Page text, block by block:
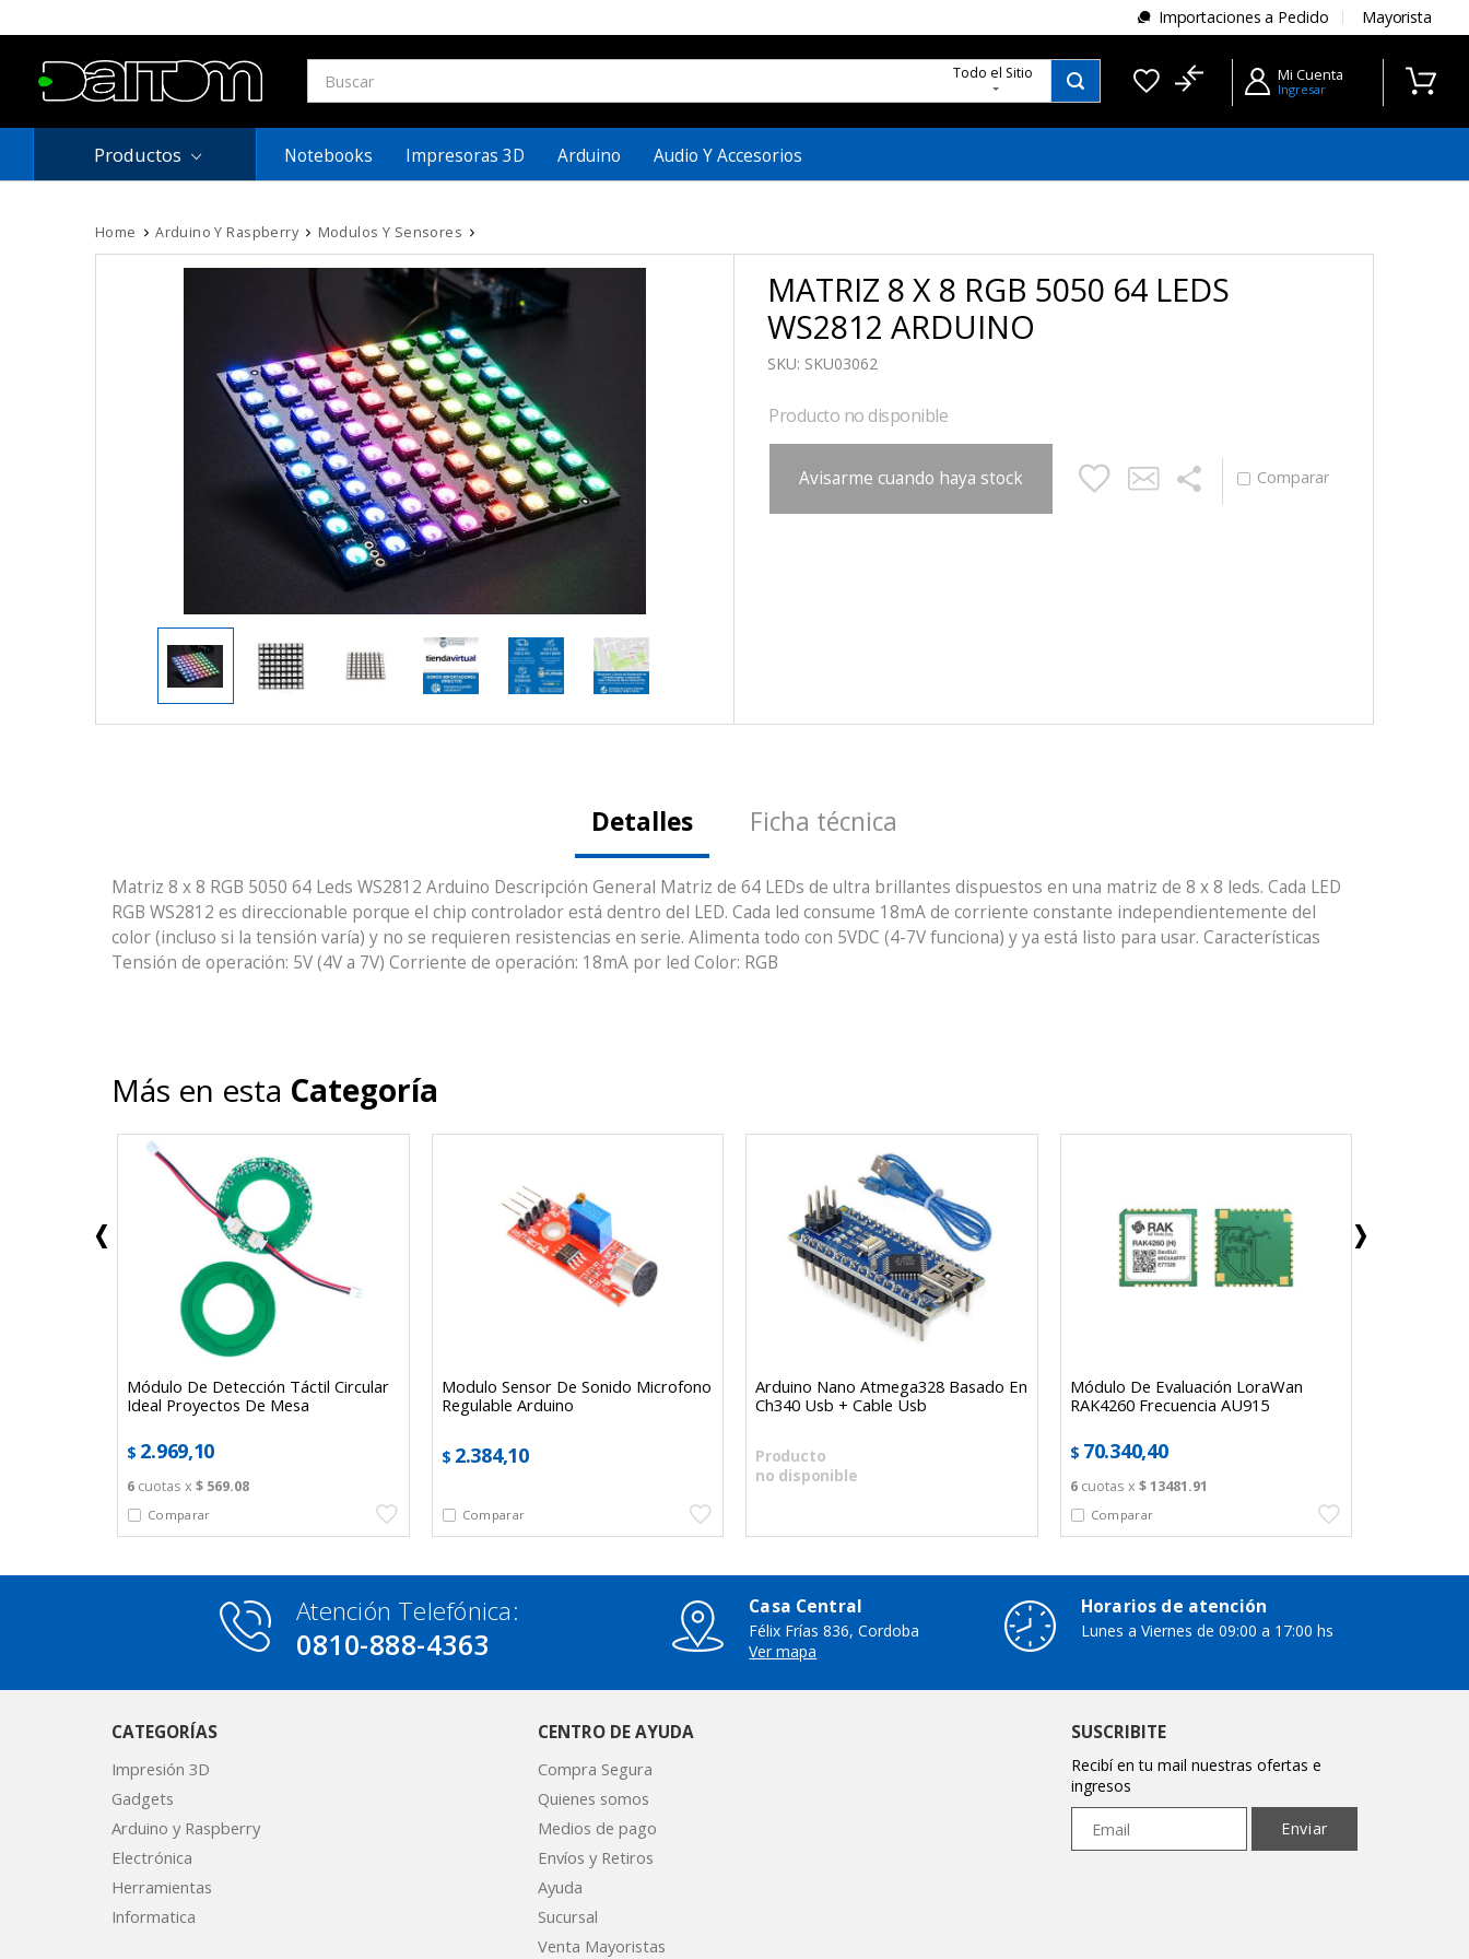
Importaciones a Pedido Mayorista
Todo el Sitio Mi Cuenta
Ingresar
Productos Notebooks Impresoras 3D Arduino Audio Y Accesorios
Home Arduino Y Raspberry Modulos Y Sensores
MATRIZ 8 X 8 RGB 5050 64 LEDS
WS2812 ARDUINO
SKU: SKU03062
Producto no disponible
Avisarme cuando haya stock
Detalles Ficha técnica
Matriz 8 x 8 RGB 5050 64 Leds WS2812 Arduino Descripción General Matriz de 64 LEDs de ultra brillantes dispuestos en una matriz de 8 x 8 leds. Cada LED
RGB WS2812 es direccionable porque el chip controlador está dentro del LED. Cada led consume 18mA de corriente constante independientemente del
color (incluso si la tensión varía) y no se requieren resistencias en serie. Alimenta todo con 5VDC (4-7V funciona) y ya está listo para usar. Características
Tensión de operación: 5V (4V a 7V) Corriente de operación: 18mA por led Color: RGB
Más en esta Categoría
Módulo De Detección Táctil Circular
Ideal Proyectos De Mesa
$ 2.969,10
6 cuotas x $ 569.08
Modulo Sensor De Sonido Microfono
Regulable Arduino
$ 2.384,10
Arduino Nano Atmega328 Basado En
Ch340 Usb + Cable Usb
Producto
no disponible
Módulo De Evaluación LoraWan
RAK4260 Frecuencia AU915
$ 70.340,40
6cuotas x $ 13481.91
Atención Telefónica:
0810-888-4363
Casa Central
Félix Frías 836, Cordoba
Ver mapa
Horarios de atención
Lunes a Viernes de 09:00 a 17:00 hs
CATEGORÍAS
Impresión 3D
Gadgets
Arduino y Raspberry
Electrónica
Herramientas
Informatica
CENTRO DE AYUDA
Compra Segura
Quienes somos
Medios de pago
Envíos y Retiros
Ayuda
Sucursal
Venta Mayoristas
SUSCRIBITE
Recibí en tu mail nuestras ofertas e
ingresos